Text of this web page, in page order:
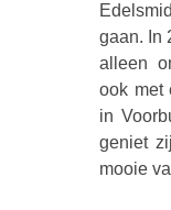
gaan. In
alleen
ook met
in
geniet
mooie